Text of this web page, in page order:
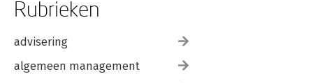
Rubrieken
advisering
algemeen management